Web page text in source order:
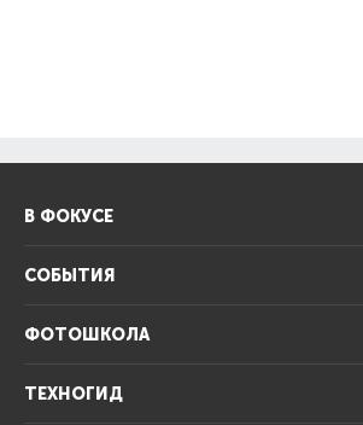
В ФОКУСЕ
СОБЫТИЯ
ФОТОШКОЛА
ТЕХНОГИД